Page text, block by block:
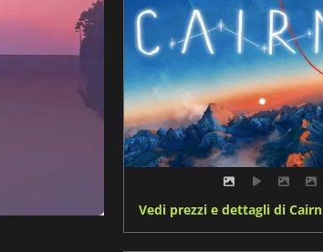
Vedi prezzi e dettagli di Cairn